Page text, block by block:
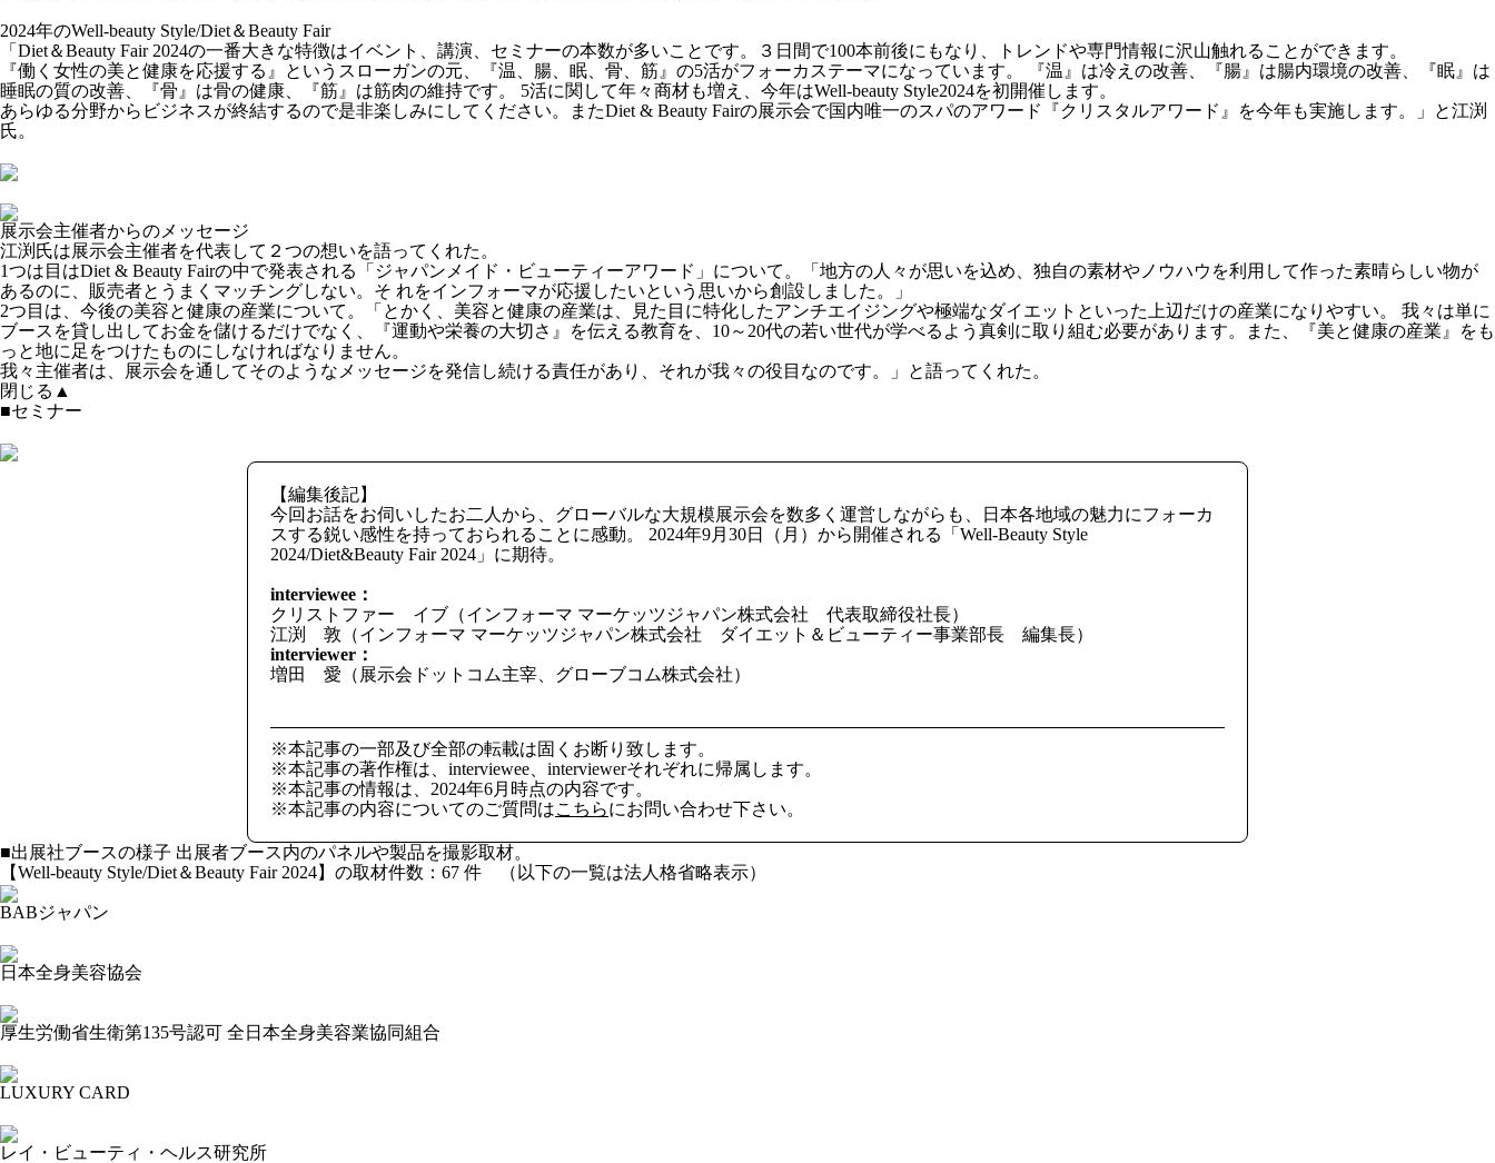
2024年のWell-beauty Style/Diet＆Beauty Fair
「Diet＆Beauty Fair 2024の一番大きな特徴はイベント、講演、セミナーの本数が多いことです。３日間で100本前後にもなり、トレンドや専門情報に沢山触れることができます。
『働く女性の美と健康を応援する』というスローガンの元、『温、腸、眠、骨、筋』の5活がフォーカステーマになっています。 『温』は冷えの改善、『腸』は腸内環境の改善、『眠』は
睡眠の質の改善、『骨』は骨の健康、『筋』は筋肉の維持です。 5活に関して年々商材も増え、今年はWell-beauty Style2024を初開催します。
あらゆる分野からビジネスが終結するので是非楽しみにしてください。またDiet & Beauty Fairの展示会で国内唯一のスパのアワード『クリスタルアワード』を今年も実施します。」と江渕
氏。
展示会主催者からのメッセージ
江渕氏は展示会主催者を代表して２つの想いを語ってくれた。
1つは目はDiet & Beauty Fairの中で発表される「ジャパンメイド・ビューティーアワード」について。「地方の人々が思いを込め、独自の素材やノウハウを利用して作った素晴らしい物が
あるのに、販売者とうまくマッチングしない。そ れをインフォーマが応援したいという思いから創設しました。」
2つ目は、今後の美容と健康の産業について。「とかく、美容と健康の産業は、見た目に特化したアンチエイジングや極端なダイエットといった上辺だけの産業になりやすい。 我々は単に
ブースを貸し出してお金を儲けるだけでなく、『運動や栄養の大切さ』を伝える教育を、10～20代の若い世代が学べるよう真剣に取り組む必要があります。また、『美と健康の産業』をも
っと地に足をつけたものにしなければなりません。
我々主催者は、展示会を通してそのようなメッセージを発信し続ける責任があり、それが我々の役目なのです。」と語ってくれた。
閉じる▲
■セミナー
【編集後記】
今回お話をお伺いしたお二人から、グローバルな大規模展示会を数多く運営しながらも、日本各地域の魅力にフォーカ
スする鋭い感性を持っておられることに感動。 2024年9月30日（月）から開催される「Well-Beauty Style
2024/Diet&Beauty Fair 2024」に期待。
interviewee：
クリストファー イブ（インフォーマ マーケッツジャパン株式会社 代表取締役社長）
江渕 敦（インフォーマ マーケッツジャパン株式会社 ダイエット＆ビューティー事業部長 編集長）
interviewer：
増田 愛（展示会ドットコム主宰、グローブコム株式会社）
※本記事の一部及び全部の転載は固くお断り致します。
※本記事の著作権は、interviewee、interviewerそれぞれに帰属します。
※本記事の情報は、2024年6月時点の内容です。
※本記事の内容についてのご質問はこちらにお問い合わせ下さい。
■出展社ブースの様子 出展者ブース内のパネルや製品を撮影取材。
【Well-beauty Style/Diet＆Beauty Fair 2024】の取材件数： 67 件 （以下の一覧は法人格省略表示）
BABジャパン
日本全身美容協会
厚生労働省生衛第135号認可 全日本全身美容業協同組合
LUXURY CARD
レイ・ビューティ・ヘルス研究所